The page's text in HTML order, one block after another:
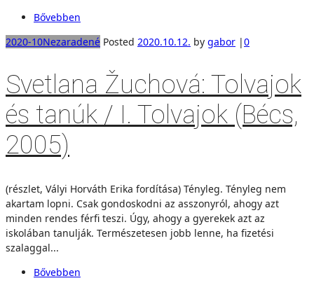
Bővebben
2020-10Nezaradené Posted 2020.10.12. by gabor |0
Svetlana Žuchová: Tolvajok
és tanúk / I. Tolvajok (Bécs,
2005)
(részlet, Vályi Horváth Erika fordítása) Tényleg. Tényleg nem
akartam lopni. Csak gondoskodni az asszonyról, ahogy azt
minden rendes férfi teszi. Úgy, ahogy a gyerekek azt az
iskolában tanulják. Természetesen jobb lenne, ha fizetési
szalaggal...
Bővebben